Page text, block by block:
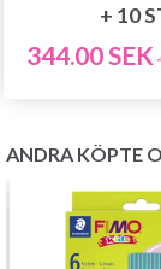
+ 10
344.00 SEK
ANDRA KÖPTE